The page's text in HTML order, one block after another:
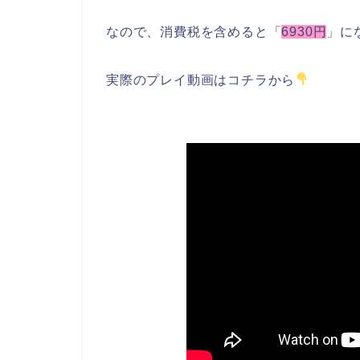
なので、消費税を含めると「6930円 」に
実際のプレイ動画はコチラから